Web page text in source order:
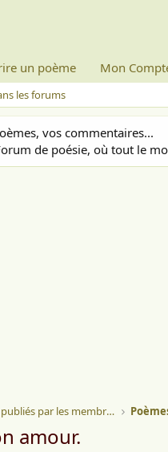
un poème Mon
les forums
vos commentaires...
de poésie, où tout le
Forum de poésie: Poèmes publiés par les membres
amour.